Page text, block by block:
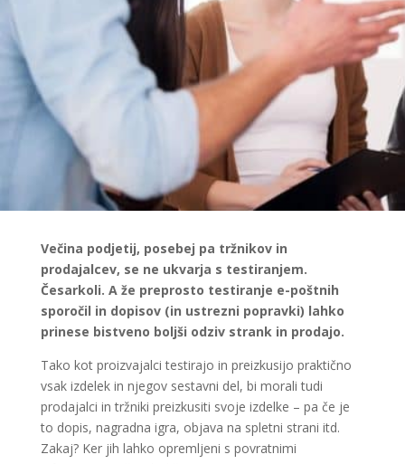
Večina podjetij, posebej pa tržnikov in
prodajalcev, se ne ukvarja s testiranjem.
Česarkoli. A že preprosto testiranje e-poštnih
sporočil in dopisov (in ustrezni popravki) lahko
prinese bistveno boljši odziv strank in prodajo.
Tako kot proizvajalci testirajo in preizkusijo praktično
vsak izdelek in njegov sestavni del, bi morali tudi
prodajalci in tržniki preizkusiti svoje izdelke – pa če je
to dopis, nagradna igra, objava na spletni strani itd.
Zakaj? Ker jih lahko opremljeni s povratnimi